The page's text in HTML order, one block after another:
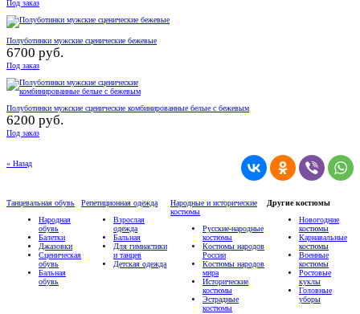
Под заказ
Полуботинки мужские сценические бежевые
6700 руб.
Под заказ
Полуботинки мужские сценические комбинированные белые с бежевым
6200 руб.
Под заказ
« Назад
Танцевальная обувь
Народная
обувь
Балетки
Джазовки
Сценическая
обувь
Бальная
обувь
Репетиционная одежда
Взрослая
одежда
Бальная
Для гимнастики
и танцев
Детская одежда
Народные и исторические
костюмы
Русские-народные
костюмы
Костюмы народов
России
Костюмы народов
мира
Исторические
костюмы
Эстрадные
костюмы
Другие костюмы
Новогодние
костюмы
Карнавальные
костюмы
Военные
костюмы
Ростовые
куклы
Головные
уборы